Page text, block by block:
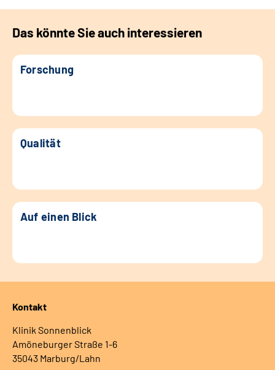
Das könnte Sie auch interessieren
Forschung
Qualität
Auf einen Blick
Kontakt
Klinik Sonnenblick
Amöneburger Straße 1-6
35043 Marburg/Lahn